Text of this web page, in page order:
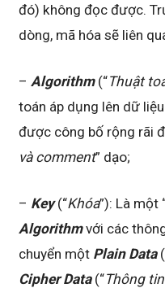
đó) không đọc được.
dòng, mã hóa sẽ liên
– Algorithm(“Thuật
toán áp dụng lên dữ
được công bố rộng rãi
và comment” dạo;
– Key(“Khóa”): Là một
Algorithmvới các
chuyển một Plain Data
Cipher Data(“Thông